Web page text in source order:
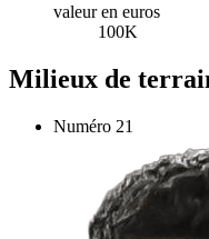
valeur en euros
100K
Milieux de
Numéro 21